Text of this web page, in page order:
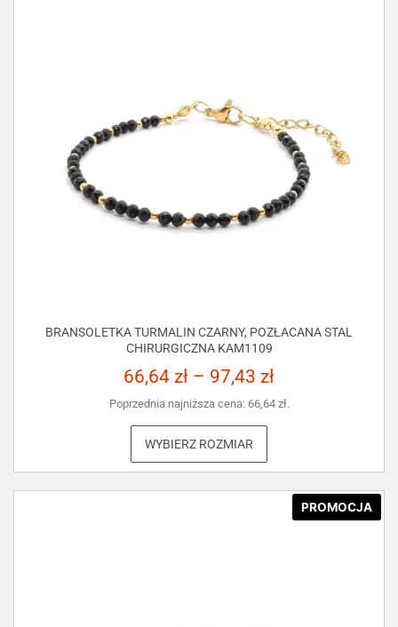
BRANSOLETKA TURMALIN CZARNY, POZŁACANA STAL
CHIRURGICZNA KAM1109
66,64 zł – 97,43 zł
Poprzednia najniższa cena: 66,64 zł.
WYBIERZ ROZMIAR
PROMOCJA